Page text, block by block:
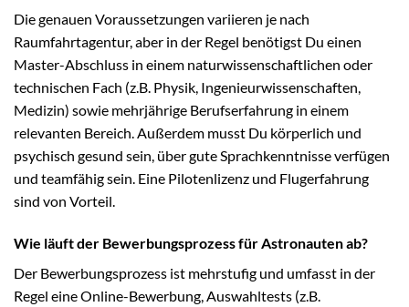
Die genauen Voraussetzungen variieren je nach
Raumfahrtagentur, aber in der Regel benötigst Du einen
Master-Abschluss in einem naturwissenschaftlichen oder
technischen Fach (z.B. Physik, Ingenieurwissenschaften,
Medizin) sowie mehrjährige Berufserfahrung in einem
relevanten Bereich. Außerdem musst Du körperlich und
psychisch gesund sein, über gute Sprachkenntnisse verfügen
und teamfähig sein. Eine Pilotenlizenz und Flugerfahrung
sind von Vorteil.
Wie läuft der Bewerbungsprozess für Astronauten ab?
Der Bewerbungsprozess ist mehrstufig und umfasst in der
Regel eine Online-Bewerbung, Auswahltests (z.B.